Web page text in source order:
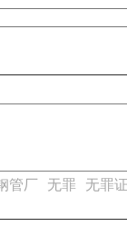
管厂 无罪 无罪